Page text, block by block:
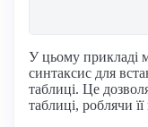
У цьому прикладі
синтаксис для
таблиці. Це
таблиці, роблячи